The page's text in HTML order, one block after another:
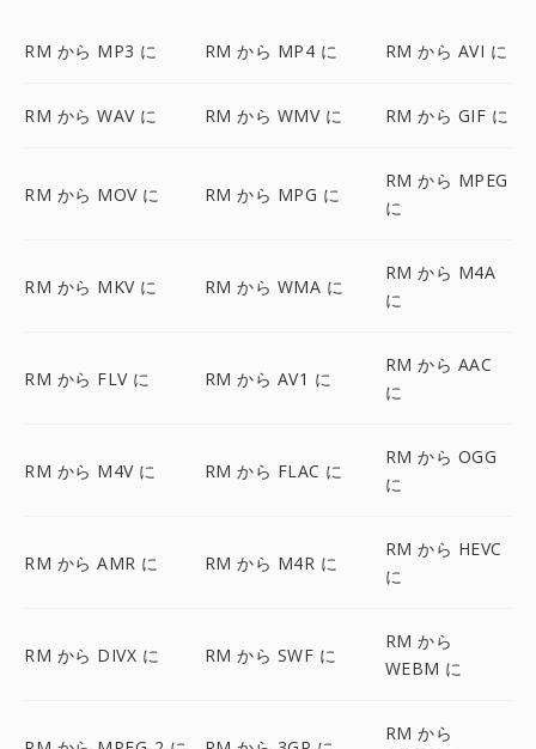
RM から MP3 に RM から MP4 に RM から AVI に
RM から WAV に RM から WMV に RM から GIF に
RM から MOV に RM から MPG に
RM から MPEG
に
RM から MKV に RM から WMA に
RM から M4A
に
RM から FLV に RM から AV1 に
RM から AAC
に
RM から M4V に RM から FLAC に
RM から OGG
に
RM から AMR に RM から M4R に
RM から HEVC
に
RM から DIVX に RM から SWF に
RM から
WEBM に
RM から